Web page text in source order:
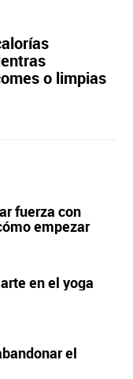
o limpias
fuerza con
empezar
en el yoga
el